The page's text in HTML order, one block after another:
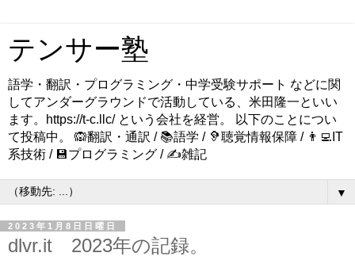
テンサー塾
語学・翻訳・プログラミング・中学受験サポート などに関
してアンダーグラウンドで活動している、米田隆一といい
ます。https://t-c.llc/ という会社を経営。 以下のことについ
て投稿中。 🙉翻訳・通訳 / 📚語学 / 🦻聴覚情報保障 / 👨‍💻IT
系技術 / 💾プログラミング / ✍️雑記
▼
2023年1月8日日曜日
dlvr.it 2023年の記録。